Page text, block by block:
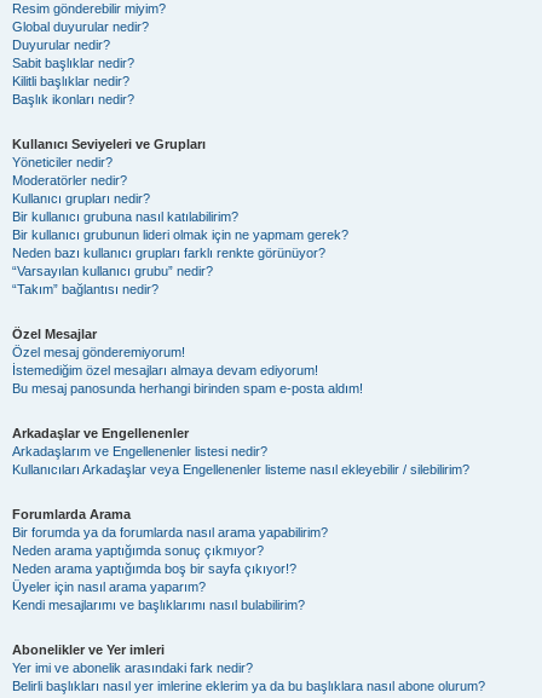
Resim gönderebilir miyim?
Global duyurular nedir?
Duyurular nedir?
Sabit başlıklar nedir?
Kilitli başlıklar nedir?
Başlık ikonları nedir?
Kullanıcı Seviyeleri ve Grupları
Yöneticiler nedir?
Moderatörler nedir?
Kullanıcı grupları nedir?
Bir kullanıcı grubuna nasıl katılabilirim?
Bir kullanıcı grubunun lideri olmak için ne yapmam gerek?
Neden bazı kullanıcı grupları farklı renkte görünüyor?
“Varsayılan kullanıcı grubu” nedir?
“Takım” bağlantısı nedir?
Özel Mesajlar
Özel mesaj gönderemiyorum!
İstemediğim özel mesajları almaya devam ediyorum!
Bu mesaj panosunda herhangi birinden spam e-posta aldım!
Arkadaşlar ve Engellenenler
Arkadaşlarım ve Engellenenler listesi nedir?
Kullanıcıları Arkadaşlar veya Engellenenler listeme nasıl ekleyebilir / silebilirim?
Forumlarda Arama
Bir forumda ya da forumlarda nasıl arama yapabilirim?
Neden arama yaptığımda sonuç çıkmıyor?
Neden arama yaptığımda boş bir sayfa çıkıyor!?
Üyeler için nasıl arama yaparım?
Kendi mesajlarımı ve başlıklarımı nasıl bulabilirim?
Abonelikler ve Yer imleri
Yer imi ve abonelik arasındaki fark nedir?
Belirli başlıkları nasıl yer imlerine eklerim ya da bu başlıklara nasıl abone olurum?